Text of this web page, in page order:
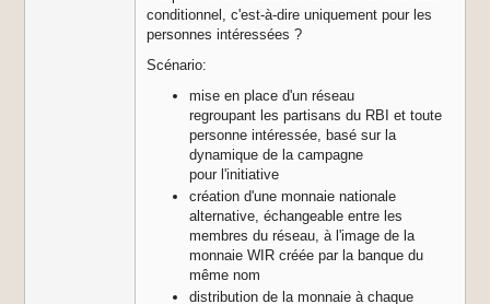
conditionnel, c'est-à-dire uniquement pour les
personnes intéressées ?
Scénario:
mise en place d'un réseau
regroupant les partisans du RBI et toute
personne intéressée, basé sur la
dynamique de la campagne
pour l'initiative
création d'une monnaie nationale
alternative, échangeable entre les
membres du réseau, à l'image de la
monnaie WIR créée par la banque du
même nom
distribution de la monnaie à chaque